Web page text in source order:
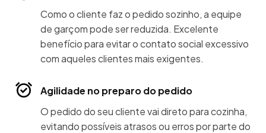
Como o cliente faz o pedido sozinho, a equipe
de garçom pode ser reduzida. Excelente
benefício para evitar o contato social excessivo
com aqueles clientes mais exigentes.
Agilidade no preparo do pedido
O pedido do seu cliente vai direto para cozinha,
evitando possíveis atrasos ou erros por parte do